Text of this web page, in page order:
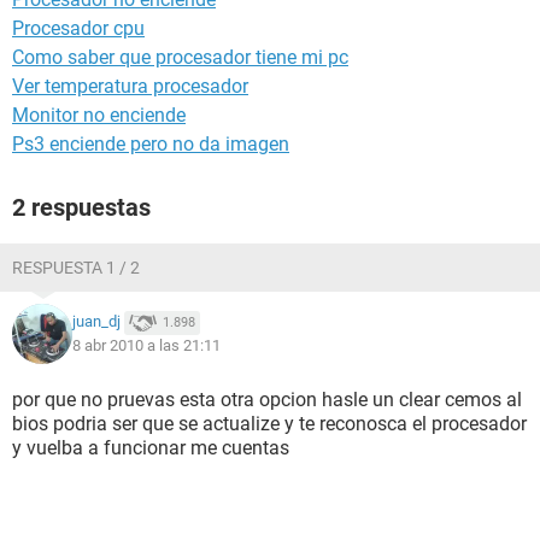
Procesador cpu
Como saber que procesador tiene mi pc
Ver temperatura procesador
Monitor no enciende
Ps3 enciende pero no da imagen
2 respuestas
RESPUESTA 1 / 2
juan_dj 1.898
8 abr 2010 a las 21:11
por que no pruevas esta otra opcion hasle un clear cemos al
bios podria ser que se actualize y te reconosca el procesador
y vuelba a funcionar me cuentas